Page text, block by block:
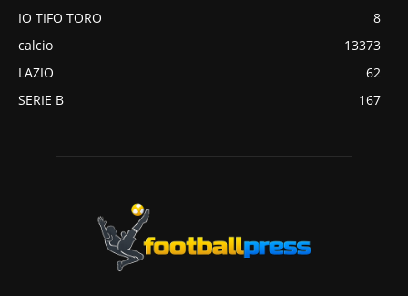
IO TIFO TORO
8
calcio
13373
LAZIO
62
SERIE B
167